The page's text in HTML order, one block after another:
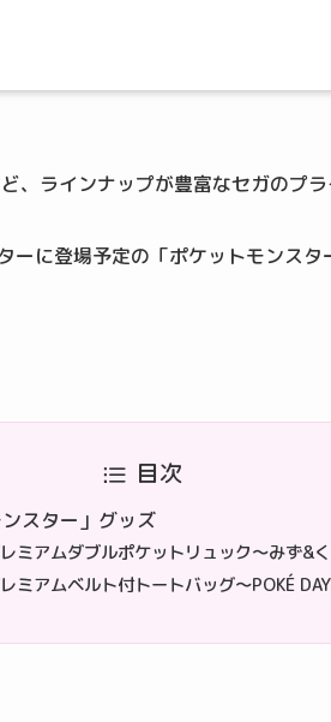
、ラインナップが豊富なセガのプラ
ーに登場予定の「ポケットモンス
目次
スター」グッズ
ミアムダブルポケットリュック～みず&
アムベルト付トートバッグ～POKÉ